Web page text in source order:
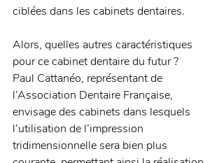
ciblées dans les cabinets dentaires.
Alors, quelles autres caractéristiques
pour ce cabinet dentaire du futur ?
Paul Cattanéo, représentant de
l’Association Dentaire Française,
envisage des cabinets dans lesquels
l’utilisation de l’impression
tridimensionnelle sera bien plus